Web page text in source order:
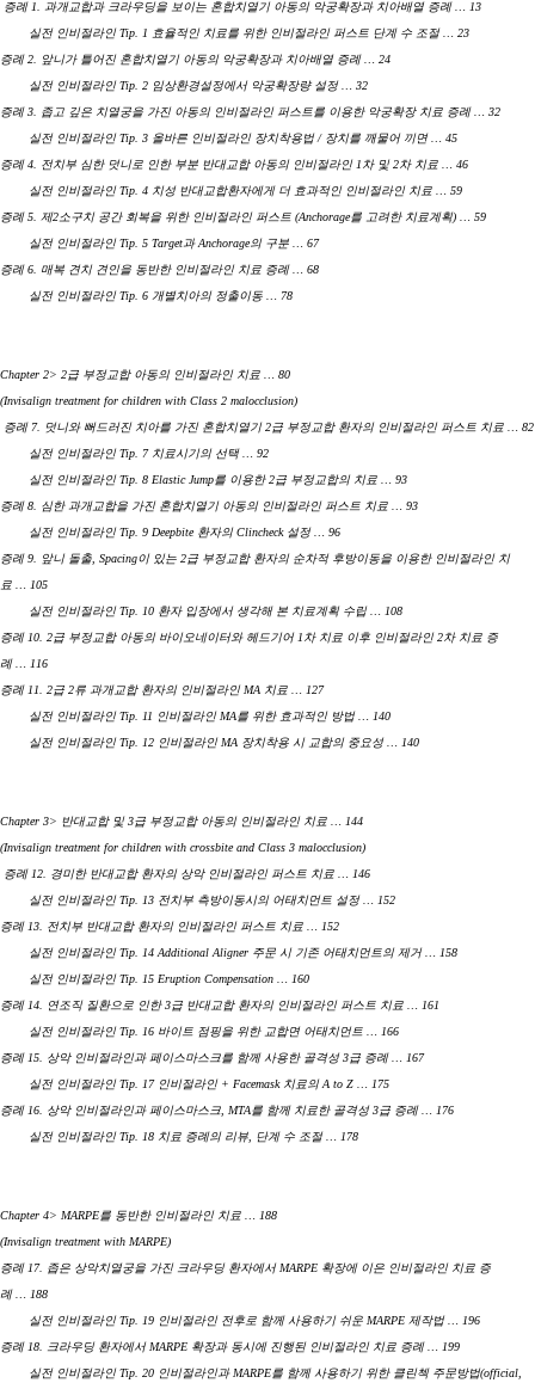
증례 1. 과개교합과 크라우딩을 보이는 혼합치열기 아동의 악궁확장과 치아배열 증례 … 13
실전 인비절라인 Tip. 1 효율적인 치료를 위한 인비절라인 퍼스트 단계 수 조절 … 23
증례 2. 앞니가 틀어진 혼합치열기 아동의 악궁확장과 치아배열 증례 … 24
실전 인비절라인 Tip. 2 임상환경설정에서 악궁확장량 설정 … 32
증례 3. 좁고 깊은 치열궁을 가진 아동의 인비절라인 퍼스트를 이용한 악궁확장 치료 증례 … 32
실전 인비절라인 Tip. 3 올바른 인비절라인 장치착용법 / 장치를 깨물어 끼면 … 45
증례 4. 전치부 심한 덧니로 인한 부분 반대교합 아동의 인비절라인 1차 및 2차 치료 … 46
실전 인비절라인 Tip. 4 치성 반대교합환자에게 더 효과적인 인비절라인 치료 … 59
증례 5. 제2소구치 공간 회복을 위한 인비절라인 퍼스트 (Anchorage를 고려한 치료계획) … 59
실전 인비절라인 Tip. 5 Target과 Anchorage의 구분 … 67
증례 6. 매복 견치 견인을 동반한 인비절라인 치료 증례 … 68
실전 인비절라인 Tip. 6 개별치아의 정출이동 … 78
Chapter 2> 2급 부정교합 아동의 인비절라인 치료 … 80
(Invisalign treatment for children with Class 2 malocclusion)
증례 7. 덧니와 뻐드러진 치아를 가진 혼합치열기 2급 부정교합 환자의 인비절라인 퍼스트 치료 … 82
실전 인비절라인 Tip. 7 치료시기의 선택 … 92
실전 인비절라인 Tip. 8 Elastic Jump를 이용한 2급 부정교합의 치료 … 93
증례 8. 심한 과개교합을 가진 혼합치열기 아동의 인비절라인 퍼스트 치료 … 93
실전 인비절라인 Tip. 9 Deepbite 환자의 Clincheck 설정 … 96
증례 9. 앞니 돌출, Spacing이 있는 2급 부정교합 환자의 순차적 후방이동을 이용한 인비절라인 치
료 … 105
실전 인비절라인 Tip. 10 환자 입장에서 생각해 본 치료계획 수립 … 108
증례 10. 2급 부정교합 아동의 바이오네이터와 헤드기어 1차 치료 이후 인비절라인 2차 치료 증
례 … 116
증례 11. 2급 2류 과개교합 환자의 인비절라인 MA 치료 … 127
실전 인비절라인 Tip. 11 인비절라인 MA를 위한 효과적인 방법 … 140
실전 인비절라인 Tip. 12 인비절라인 MA 장치착용 시 교합의 중요성 … 140
Chapter 3> 반대교합 및 3급 부정교합 아동의 인비절라인 치료 … 144
(Invisalign treatment for children with crossbite and Class 3 malocclusion)
증례 12. 경미한 반대교합 환자의 상악 인비절라인 퍼스트 치료 … 146
실전 인비절라인 Tip. 13 전치부 측방이동시의 어태치먼트 설정 … 152
증례 13. 전치부 반대교합 환자의 인비절라인 퍼스트 치료 … 152
실전 인비절라인 Tip. 14 Additional Aligner 주문 시 기존 어태치먼트의 제거 … 158
실전 인비절라인 Tip. 15 Eruption Compensation … 160
증례 14. 연조직 질환으로 인한 3급 반대교합 환자의 인비절라인 퍼스트 치료 … 161
실전 인비절라인 Tip. 16 바이트 점핑을 위한 교합면 어태치먼트 … 166
증례 15. 상악 인비절라인과 페이스마스크를 함께 사용한 골격성 3급 증례 … 167
실전 인비절라인 Tip. 17 인비절라인 + Facemask 치료의 A to Z … 175
증례 16. 상악 인비절라인과 페이스마스크, MTA를 함께 치료한 골격성 3급 증례 … 176
실전 인비절라인 Tip. 18 치료 증례의 리뷰, 단계 수 조절 … 178
Chapter 4> MARPE를 동반한 인비절라인 치료 … 188
(Invisalign treatment with MARPE)
증례 17. 좁은 상악치열궁을 가진 크라우딩 환자에서 MARPE 확장에 이은 인비절라인 치료 증
례 … 188
실전 인비절라인 Tip. 19 인비절라인 전후로 함께 사용하기 쉬운 MARPE 제작법 … 196
증례 18. 크라우딩 환자에서 MARPE 확장과 동시에 진행된 인비절라인 치료 증례 … 199
실전 인비절라인 Tip. 20 인비절라인과 MARPE를 함께 사용하기 위한 클린첵 주문방법(official,